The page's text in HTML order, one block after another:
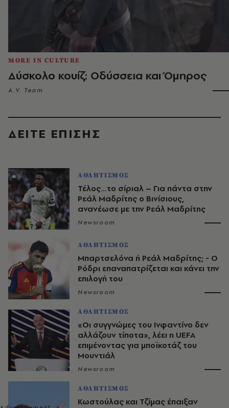
MORE IN CULTURE
Δύσκολο κουίζ: Οδύσσεια και Όμηρος
A.V. Team
ΔΕΙΤΕ ΕΠΙΣΗΣ
ΑΘΛΗΤΙΣΜΟΣ
Τέλος…το σίριαλ – Για πάντα στην
Ρεάλ Μαδρίτης ο Βινίσιους,
ανανέωσε με την Ρεάλ Μαδρίτης
Newsroom
ΑΘΛΗΤΙΣΜΟΣ
Μπαρτσελόνα ή Ρεάλ Μαδρίτης; - Ο
Ρόδρι επαναπατρίζεται και κάνει την
επιλογή του
Newsroom
ΑΘΛΗΤΙΣΜΟΣ
«Οι συγγνώμες του Ινφαντίνο δεν
αλλάζουν τίποτα», λέει η UEFA
επιμένοντας για μποϊκοτάζ του
Μουντιάλ
Newsroom
ΑΘΛΗΤΙΣΜΟΣ
Κωστούλας και Τζίμας έπαιξαν